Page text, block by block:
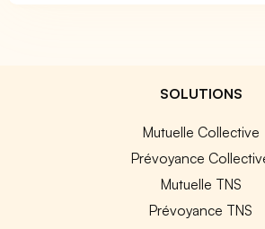
SOLUTIONS
Mutuelle Collective
Prévoyance
Mutuelle TNS
Prévoyance TNS